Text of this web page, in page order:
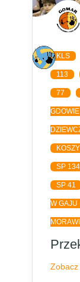
KLS
113
77
GDOWIE
SP 134
SP 41
W GAJU